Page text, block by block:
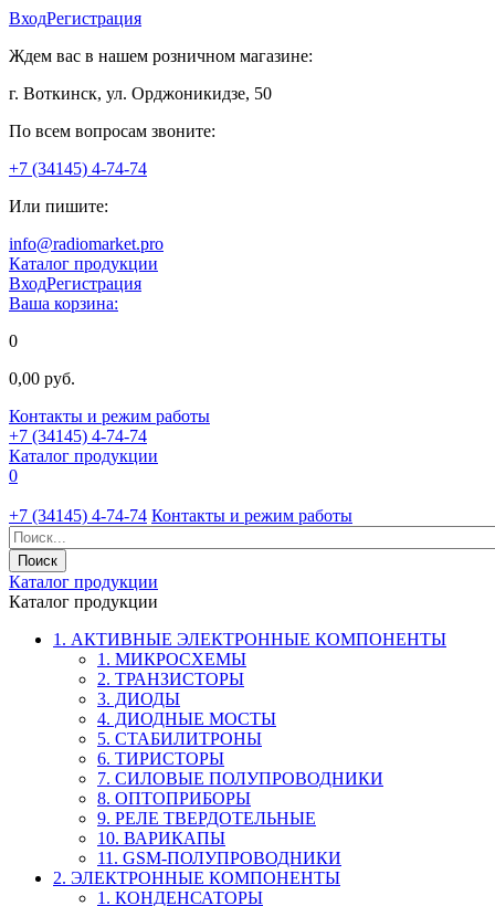
ВходРегистрация
Ждем вас в нашем розничном магазине:
г. Воткинск, ул. Орджоникидзе, 50
По всем вопросам звоните:
+7 (34145) 4-74-74
Или пишите:
info@radiomarket.pro
Каталог продукции
ВходРегистрация
Ваша корзина:
0
0,00 руб.
Контакты и режим работы
+7 (34145) 4-74-74
Каталог продукции
0
+7 (34145) 4-74-74 Контакты и режим работы
Каталог продукции
Каталог продукции
1. АКТИВНЫЕ ЭЛЕКТРОННЫЕ КОМПОНЕНТЫ
1. МИКРОСХЕМЫ
2. ТРАНЗИСТОРЫ
3. ДИОДЫ
4. ДИОДНЫЕ МОСТЫ
5. СТАБИЛИТРОНЫ
6. ТИРИСТОРЫ
7. СИЛОВЫЕ ПОЛУПРОВОДНИКИ
8. ОПТОПРИБОРЫ
9. РЕЛЕ ТВЕРДОТЕЛЬНЫЕ
10. ВАРИКАПЫ
11. GSM-ПОЛУПРОВОДНИКИ
2. ЭЛЕКТРОННЫЕ КОМПОНЕНТЫ
1. КОНДЕНСАТОРЫ